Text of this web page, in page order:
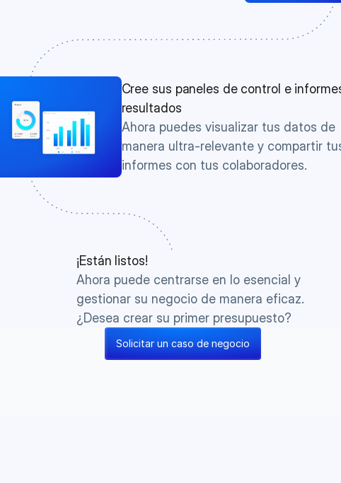
Cree sus paneles de control e
resultados
Ahora puedes visualizar tus datos de
manera ultra-relevante y compartir
informes con tus colaboradores.
¡Están listos!
Ahora puede centrarse en lo esencial y
gestionar su negocio de manera eficaz.
¿Desea crear su primer presupuesto?
Solicitar un caso de negocio